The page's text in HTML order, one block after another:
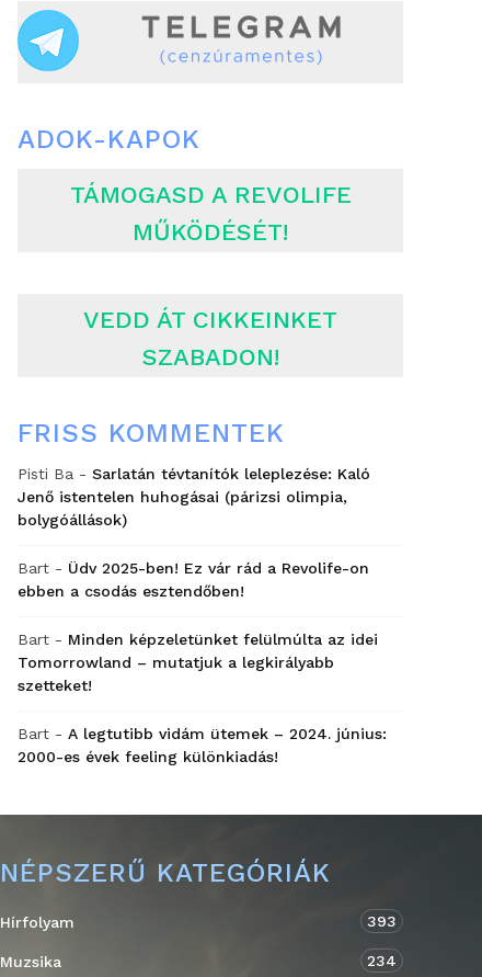
ADOK-KAPOK
TÁMOGASD A REVOLIFE
MŰKÖDÉSÉT!
VEDD ÁT CIKKEINKET
SZABADON!
FRISS KOMMENTEK
Pisti Ba - Sarlatán tévtanítók leleplezése: Kaló
Jenő istentelen huhogásai (párizsi olimpia,
bolygóállások)
Bart - Üdv 2025-ben! Ez vár rád a Revolife-on
ebben a csodás esztendőben!
Bart - Minden képzeletünket felülmúlta az idei
Tomorrowland – mutatjuk a legkirályabb
szetteket!
Bart - A legtutibb vidám ütemek – 2024. június:
2000-es évek feeling különkiadás!
NÉPSZERŰ KATEGÓRIÁK
Hírfolyam 393
Muzsika 234